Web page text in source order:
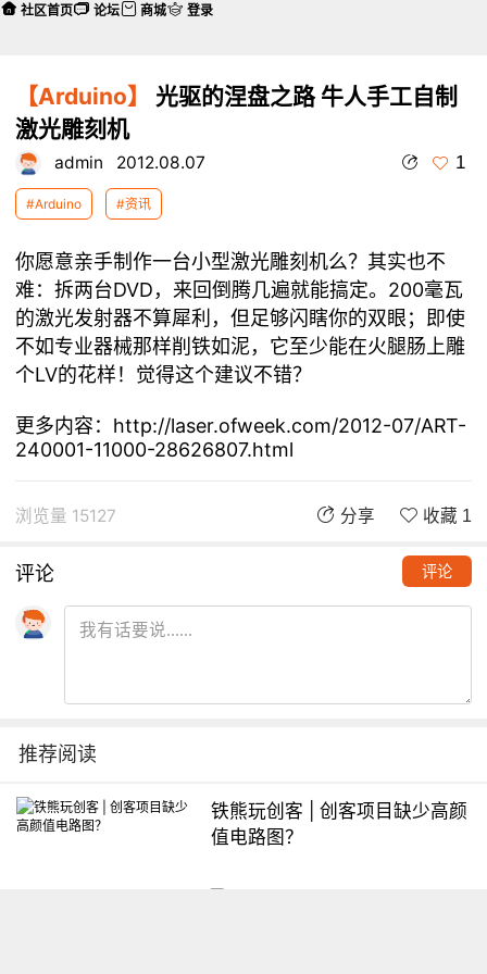
【Arduino】
光驱的涅盘之路 牛人手工自制
激光雕刻机
admin 2012.08.07 1
#Arduino #资讯
你愿意亲手制作一台小型激光雕刻机么？其实也不
难：拆两台DVD，来回倒腾几遍就能搞定。200毫瓦
的激光发射器不算犀利，但足够闪瞎你的双眼；即使
不如专业器械那样削铁如泥，它至少能在火腿肠上雕
个LV的花样！觉得这个建议不错？
更多内容：http://laser.ofweek.com/2012-07/ART-
240001-11000-28626807.html
浏览量 15127 分享 收藏 1
评论 评论
推荐阅读
铁熊玩创客 | 创客项目缺少高颜
值电路图？
社区首页 论坛 商城 登录